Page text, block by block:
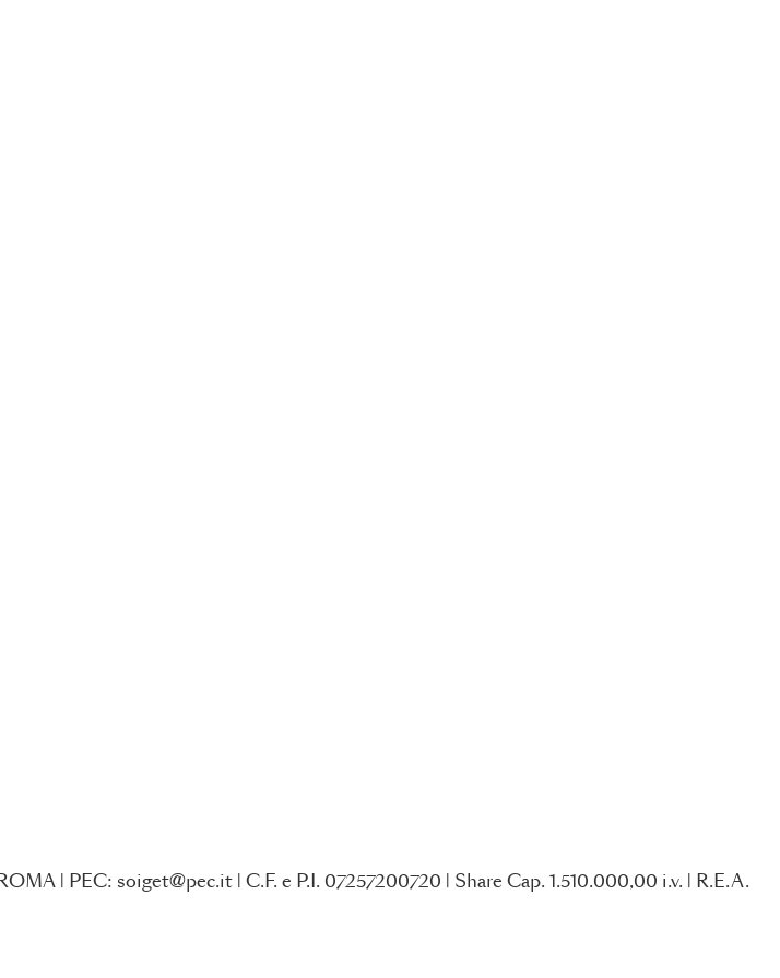
| PEC: soiget@pec.it | C.F. e P.I. 07257200720 | Share Cap. 1.510.000,00 i.v. | R.E.A.